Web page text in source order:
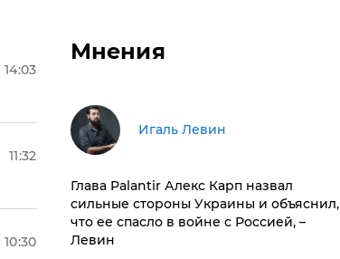
14:03
11:32
10:30
Мнения
Игаль Левин
Глава Palantir Алекс Карп назвал
сильные стороны Украины и объяснил,
что ее спасло в войне с Россией, –
Левин